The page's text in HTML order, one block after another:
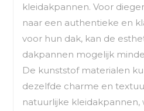
kleidakpannen. Voor
naar een authentieke en
voor hun dak, kan de
dakpannen mogelijk
De kunststof materialen
dezelfde charme en
natuurlijke